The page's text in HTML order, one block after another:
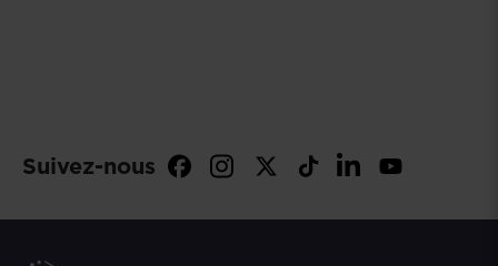
Suivez-nous